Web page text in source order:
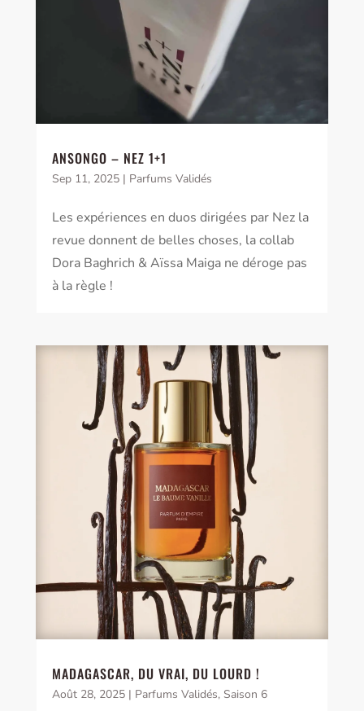
ANSONGO – NEZ 1+1
Sep 11, 2025| Parfums Validés
Les expériences en duos dirigées par Nez la
revue donnent de belles choses, la collab
Dora Baghrich & Aïssa Maiga ne déroge pas
à la règle !
MADAGASCAR, DU VRAI, DU LOURD !
Août 28, 2025| Parfums Validés, Saison 6